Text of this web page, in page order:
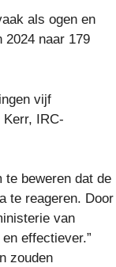
als ogen en
naar 179
vijf
IRC-
te beweren dat de
te reageren. Door
van
effectiever.”
zouden